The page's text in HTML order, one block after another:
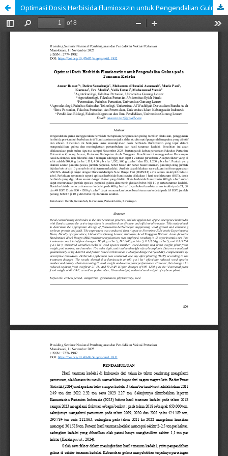
Optimasi Dosis Herbisida Flumioxazin untuk Pengendalian Gulma pada Tanaman Kedelai